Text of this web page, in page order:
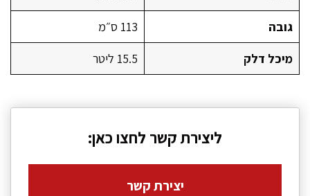
גובה
113 ס״מ
מיכל דלק
15.5 ליטר
ליצירת קשר לחצו כאן:
יצירת קשר